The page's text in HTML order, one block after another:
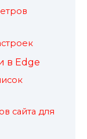
в Edge
сайта для